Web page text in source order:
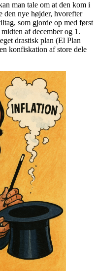
man tale om at den kom i
den nye højder, hvorefter
som gjorde op med først
af december og 1.
drastisk plan (El Plan
konfiskation af store dele